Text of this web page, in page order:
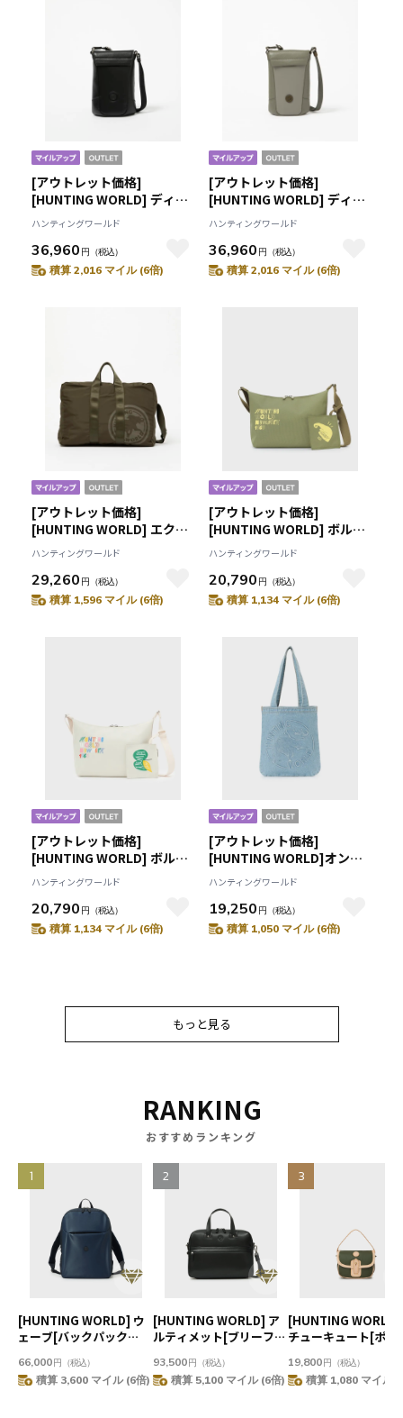
[アウトレット価格]
[HUNTING WORLD] ディス
カバー[フォンケース
2426DSC]ブラック
6109100908
ハンティングワールド
36,960 円 （税込）
積算 2,016 マイル (6倍)
[アウトレット価格]
[HUNTING WORLD] ディス
カバー[フォンケース
2426DSC]ライトグリーン
6109100950
ハンティングワールド
36,960 円 （税込）
積算 2,016 マイル (6倍)
[アウトレット価格]
[HUNTING WORLD] エクス
パンダー[ダッフル6372EXP]
オリーブ6109151046
ハンティングワールド
29,260 円 （税込）
積算 1,596 マイル (6倍)
[アウトレット価格]
[HUNTING WORLD] ボルネ
オチャリティー[ショルダー
バッグ 7807BNO]カーキ
6109430647
ハンティングワールド
20,790 円 （税込）
積算 1,134 マイル (6倍)
[アウトレット価格]
[HUNTING WORLD] ボルネ
オチャリティー[ショルダー
バッグ 7807BNO]アイボリ
ー6109430630
ハンティングワールド
20,790 円 （税込）
積算 1,134 マイル (6倍)
[アウトレット価格]
[HUNTING WORLD]オンラ
インストア限定ジャスパー
[トートバッグ 5072aJSP]ブ
ルー6109151575
ハンティングワールド
19,250 円 （税込）
積算 1,050 マイル (6倍)
もっと見る
もっと見る
RANKING
おすすめランキング
1
[HUNTING WORLD] ウ
ェーブ[バックパック
6109120678
66,000円 （税込）
積算 3,600 マイル (6倍)
2
[HUNTING WORLD] ア
ルティメット[ブリーフケ
6109102608
93,500円 （税込）
積算 5,100 マイル (6倍)
3
[HUNTING WORLD]
チューキュート[ポー
6509040155
19,800円 （税込）
積算 1,080 マイル